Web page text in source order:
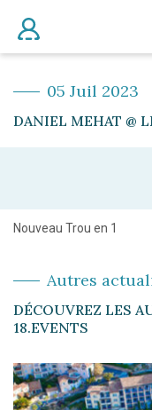
05 Juil 2023
DANIEL MEHAT @
Nouveau Trou en 1
Autres
DÉCOUVREZ LES
18.EVENTS